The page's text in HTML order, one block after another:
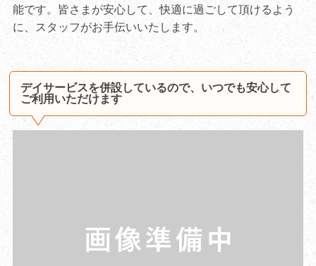
能です。皆さまが安心して、快適に過ごして頂けるよう
に、スタッフがお手伝いいたします。
デイサービスを併設しているので、いつでも安心して
ご利用いただけます